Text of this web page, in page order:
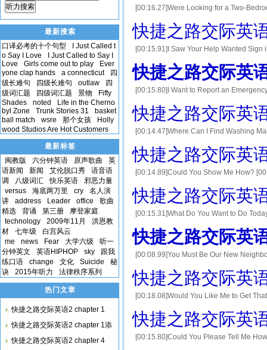
[00:16.27]Were Looking for a Two-
快捷之路交际英
[00:15.91]I Saw Your Help Wanted
manager? [00:26.29]我可以跟经理谈谈
快捷之路交际英
[00:15.80]I Want to Report an
快捷之路交际英
[00:14.47]Where Can I Find Washing
快捷之路交际英
[00:14.89]Could You Show Me How?
快捷之路交际英
[00:15.31]What Do You Want to Do
今天你想做什么？ [00:23.82]B. I dont
快捷之路交际英
[00:08.99]You Must Be Our New
快捷之路交际英
[00:18.08]Would You Like Me to Get
快捷之路交际英
[00:15.80]Could You Please Tell Me
听力搜索
最新搜索
口译必考的十个句型
I Just Called t
o Say I Love
I Just Called to Say I
Love
Girls come out to play
Ever
yone clap hands
a connecticut
四
级长难句
四级长难句 outlaw
四
级词汇题
四级词汇题 景物
Fifty
Shades
noted
Life in the Cherno
byl Zone
Trunk Stories 31
basket
ball match
wsre 那个女孩
Holly
wood Studios Are Hot Customers
最新标签
闽教版
六分钟英语 原声歌曲
英
语新闻
新闻 艾伦脱口秀
语音语
调
八级词汇 快乐英语
邪恶力量
versus
海底两万里 cry
名人演
讲
address Leader office
歌曲
精选
背诵 第三册
摩登家庭
technology
2009年11月
洪恩教
材
七年级
白宫风云
me
news Fear 大学六级
听一
分钟英文
英语HIPHOP sky
跟我
练口语
change 文化 Suicide
秘
诀
2015年听力 法律秩序系列
热门文章
快捷之路交际英语2 chapter 1
快捷之路交际英语2 chapter 1添
快捷之路交际英语2 chapter 4